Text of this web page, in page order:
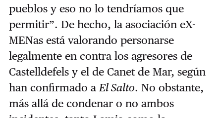
pueblos y eso no lo tendríamos que
permitir”. De hecho, la asociación eX-
MENas está valorando personarse
legalmente en contra los agresores de
Castelldefels y el de Canet de Mar, según
han confirmado a El Salto. No obstante,
más allá de condenar o no ambos